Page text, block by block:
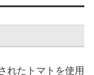
れたトマトを使用